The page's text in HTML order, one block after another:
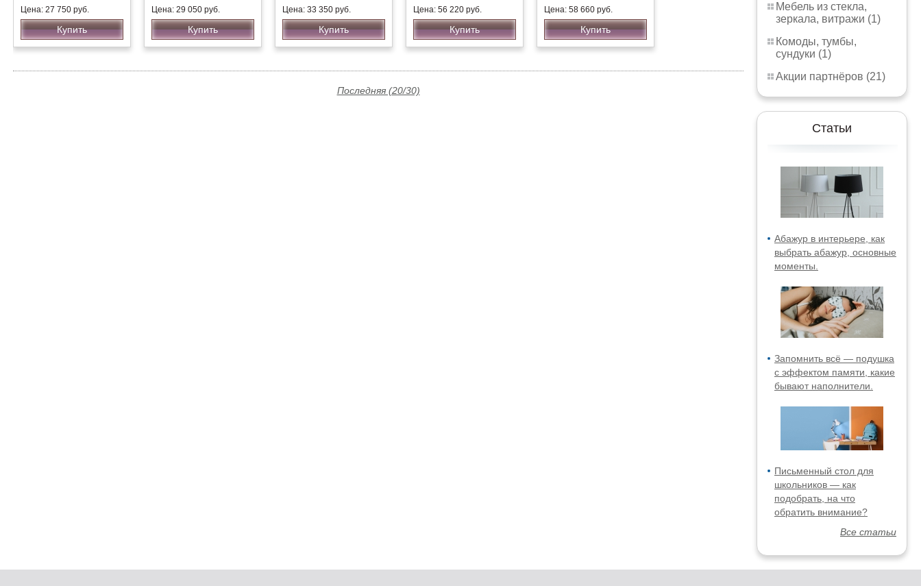
Мебель из стекла,
зеркала, витражи (1)
Комоды, тумбы,
сундуки (1)
Акции партнёров (21)
Статьи
Абажур в интерьере, как
выбрать абажур, основные
моменты.
Запомнить всё — подушка
с эффектом памяти, какие
бывают наполнители.
Письменный стол для
школьников — как
подобрать, на что
обратить внимание?
Все статьи
Цена: 27 750 руб.
Купить
Цена: 29 050 руб.
Купить
Цена: 33 350 руб.
Купить
Цена: 56 220 руб.
Купить
Цена: 58 660 руб.
Купить
Последняя (20/30)